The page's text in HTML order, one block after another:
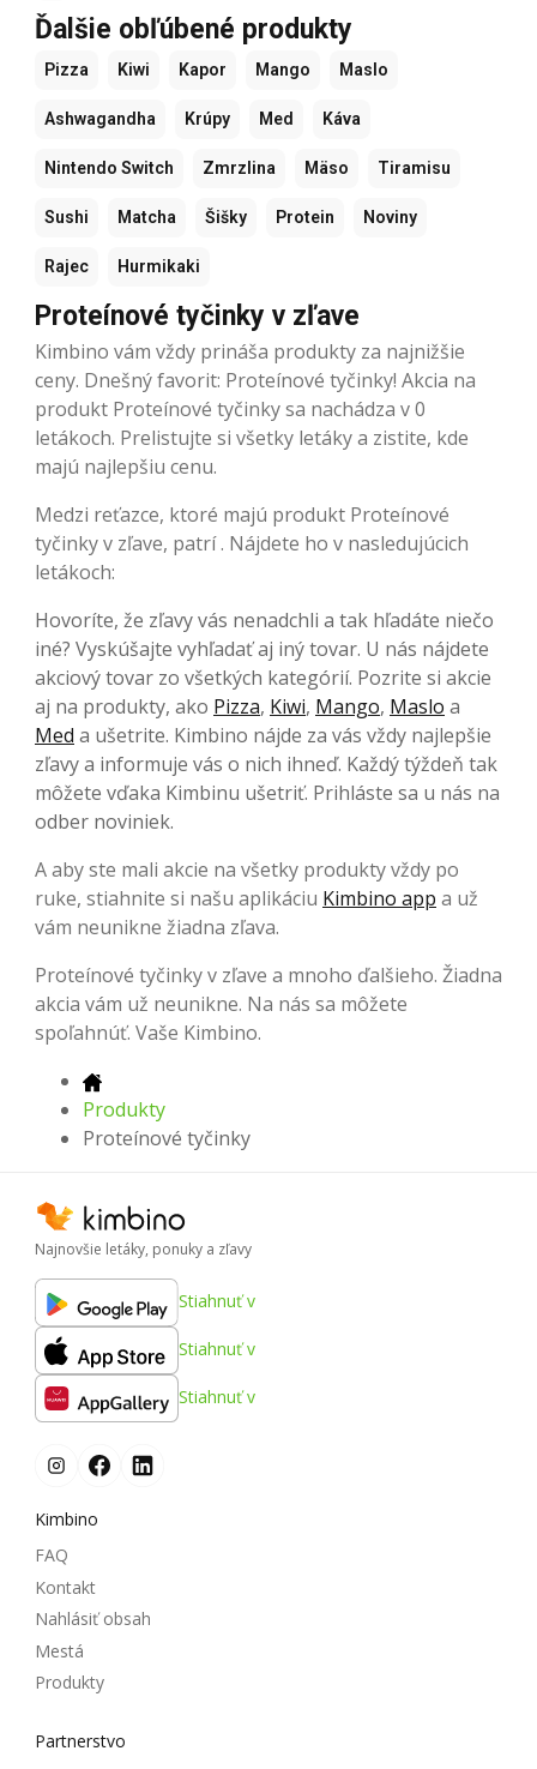
Ďalšie obľúbené produkty
Pizza Kiwi Kapor Mango Maslo
Ashwagandha Krúpy Med Káva
Nintendo Switch Zmrzlina Mäso Tiramisu
Sushi Matcha Šišky Protein Noviny
Rajec Hurmikaki
Proteínové tyčinky v zľave
Kimbino vám vždy prináša produkty za najnižšie
ceny. Dnešný favorit: Proteínové tyčinky! Akcia na
produkt Proteínové tyčinky sa nachádza v 0
letákoch. Prelistujte si všetky letáky a zistite, kde
majú najlepšiu cenu.
Medzi reťazce, ktoré majú produkt Proteínové
tyčinky v zľave, patrí . Nájdete ho v nasledujúcich
letákoch:
Hovoríte, že zľavy vás nenadchli a tak hľadáte niečo
iné? Vyskúšajte vyhľadať aj iný tovar. U nás nájdete
akciový tovar zo všetkých kategórií. Pozrite si akcie
aj na produkty, ako Pizza, Kiwi, Mango, Maslo a
Med a ušetrite. Kimbino nájde za vás vždy najlepšie
zľavy a informuje vás o nich ihneď. Každý týždeň tak
môžete vďaka Kimbinu ušetriť. Prihláste sa u nás na
odber noviniek.
A aby ste mali akcie na všetky produkty vždy po
ruke, stiahnite si našu aplikáciu Kimbino app a už
vám neunikne žiadna zľava.
Proteínové tyčinky v zľave a mnoho ďalšieho. Žiadna
akcia vám už neunikne. Na nás sa môžete
spoľahnúť. Vaše Kimbino.
Produkty
Proteínové tyčinky
Najnovšie letáky, ponuky a zľavy
Stiahnuť v
Stiahnuť v
Stiahnuť v
Kimbino
FAQ
Kontakt
Nahlásiť obsah
Mestá
Produkty
Partnerstvo